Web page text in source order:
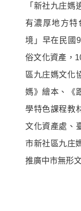
「新社九庄
有濃厚地方
境」早在民國
俗文化資產，
區九庄媽文化
媽》繪本、《
學特色課程教
文化資產處、
市新社區九庄
推廣中市無形